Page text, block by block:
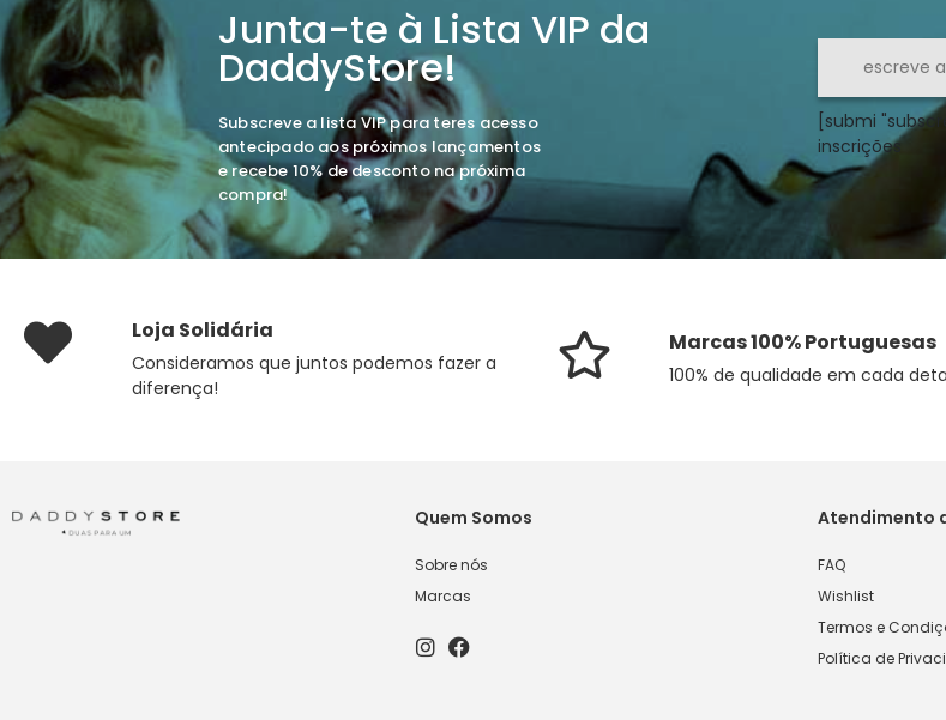
Junta-te à Lista VIP da
DaddyStore!
Subscreve a lista VIP para teres acesso
antecipado aos próximos lançamentos
e recebe 10% de desconto na próxima
compra!
[submi
inscrições
Loja Solidária
Consideramos que juntos podemos fazer a
diferença!
Marcas 100% Portuguesas
100% de qualidade em cada
Quem Somos
Sobre nós
Marcas
Atendimento
FAQ
Wishlist
Termos e
Política de